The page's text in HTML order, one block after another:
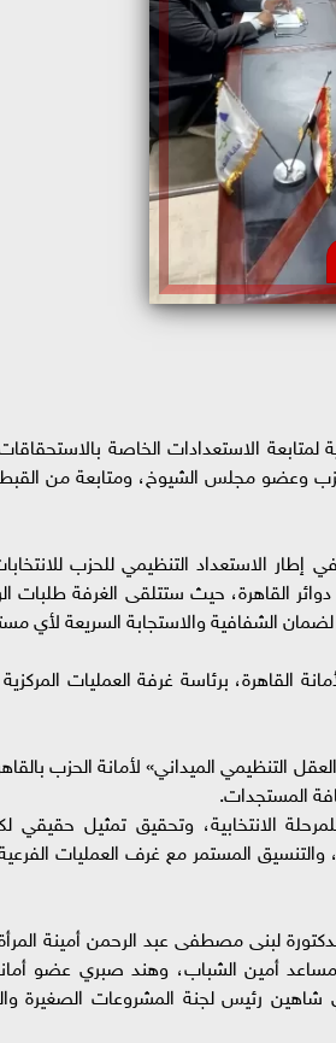
الاستعدادات الخاصة بالاستحقاقات
وعضو مجلس الشيوخ، ومتابعة من
الاستعداد التنظيمي للحزب
دوائر القاهرة، حيث ستتلقى الغرفة طلبات
لضمان الشفافية والاستجابة السريعة لأي
القاهرة، برئاسة غرفة العمليات
التنظيمي الميداني» لأمانة الحزب
المستجدات.
الانتخابية، وتحقيق تمثيل حقيقي
والتنسيق المستمر مع غرف العمليات
لبنى مصطفى عبد الرحمن أمينة
أمين الشباب، وهند صبري عضو
شاهين رئيس لجنة المشروعات الصغيرة